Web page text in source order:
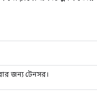
জন্য টেনসর।